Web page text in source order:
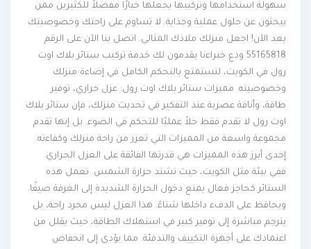
سهولة استخدامها وتركيبها يجعلها خيارًا مفضلاً للكثيرين ممن
يبحثون عن حلول عملية وجذابة. لا تساوم على راحتك وخصوصيتك
بعد الآن! اجعل منزلك ملاذك المثالي. اتصل بنا الآن على الرقم
55165818 ودع خبراءنا يقدمون لك خدمة تركيب ستائر بلاك اوت
رول في الكويت، لتستمتع بالتحكم الكامل في إضاءة منزلك
وخصوصيته. مميزات ستائر بلاك اوت رول: عزل حراري، توفير
طاقة، وأناقة عصرية عند التفكير في تحديث منزلك، فإن ستائر بلاك
اوت رول لا تقدم فقط حلاً عمليًا للتحكم في الضوء. بل إنها تقدم
مجموعة واسعة من المميزات التي تعزز من راحة منزلك وكفاءته.
إحدى أبرز هذه المميزات هي قدرتها الفائقة على العزل الحراري.
ففي بيئة مثل الكويت، حيث تشتد حرارة الشمس. تعمل هذه
الستائر كحاجز فعال يمنع دخول الحرارة الشديدة إلى الغرفة صيفًا.
ويحافظ على الدفء داخلها شتاءً. هذا العزل ليس مجرد راحة، بل
يترجم مباشرة إلى توفير كبير في استهلاك الطاقة، حيث يقلل من
اعتمادك على أجهزة التكييف والتدفئة. مما يؤدي إلى انخفاض